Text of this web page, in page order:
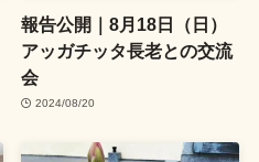
報告公開｜8月18日（日）
アッガチッタ長老との交流
会
2024/08/20